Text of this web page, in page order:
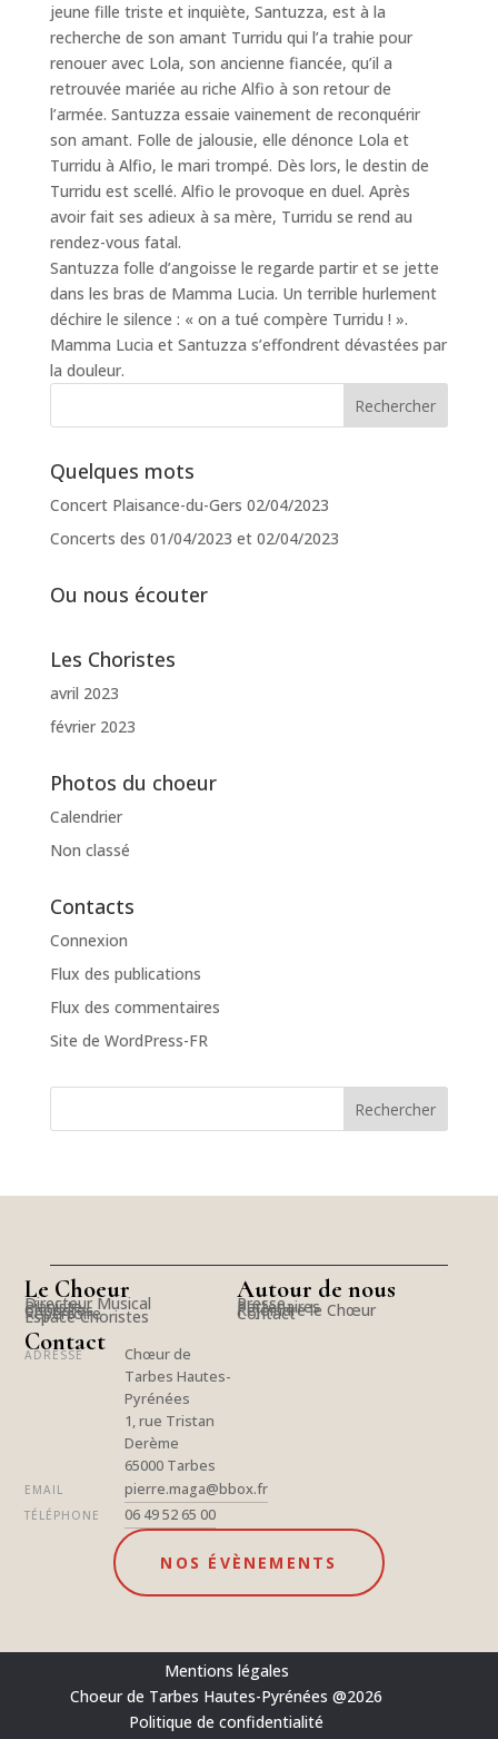
jeune fille triste et inquiète, Santuzza, est à la
recherche de son amant Turridu qui l’a trahie pour
renouer avec Lola, son ancienne fiancée, qu’il a
retrouvée mariée au riche Alfio à son retour de
l’armée. Santuzza essaie vainement de reconquérir
son amant. Folle de jalousie, elle dénonce Lola et
Turridu à Alfio, le mari trompé. Dès lors, le destin de
Turridu est scellé. Alfio le provoque en duel. Après
avoir fait ses adieux à sa mère, Turridu se rend au
rendez-vous fatal.
Santuzza folle d’angoisse le regarde partir et se jette
dans les bras de Mamma Lucia. Un terrible hurlement
déchire le silence : « on a tué compère Turridu ! ».
Mamma Lucia et Santuzza s’effondrent dévastées par
la douleur.
Quelques mots
Concert Plaisance-du-Gers 02/04/2023
Concerts des 01/04/2023 et 02/04/2023
Ou nous écouter
Les Choristes
avril 2023
février 2023
Photos du choeur
Calendrier
Non classé
Contacts
Connexion
Flux des publications
Flux des commentaires
Site de WordPress-FR
Le Choeur
Directeur Musical
Pianiste
Choristes
Répertoire
Espace Choristes
Autour de nous
Presse
Partenaires
Rejoindre le Chœur
Contact
Contact
ADRESSE
Chœur de
Tarbes Hautes-
Pyrénées
1, rue Tristan
Derème
65000 Tarbes
EMAIL pierre.maga@bbox.fr
TÉLÉPHONE 06 49 52 65 00
NOS ÉVÈNEMENTS
Mentions légales
Choeur de Tarbes Hautes-Pyrénées @2026
Politique de confidentialité